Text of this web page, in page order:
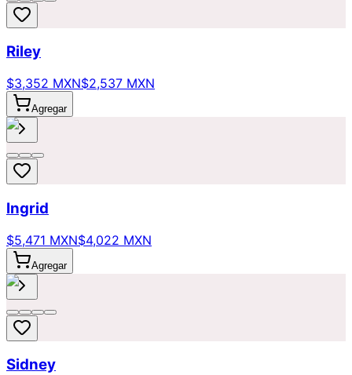
Riley
$3,352 MXN$2,537 MXN
Agregar
Ingrid
$5,471 MXN$4,022 MXN
Agregar
Sidney